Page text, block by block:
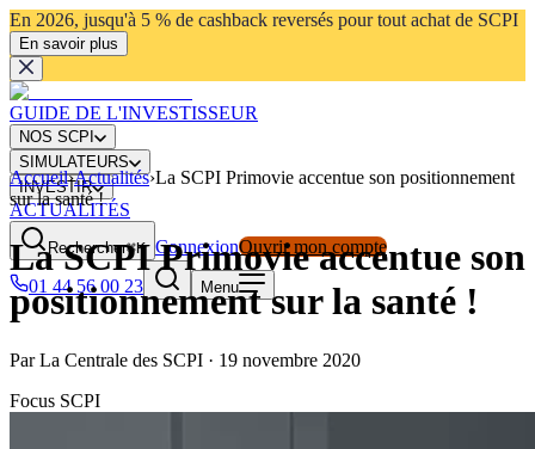
En 2026, jusqu'à 5 % de cashback reversés pour tout achat de SCPI
En savoir plus
GUIDE DE L'INVESTISSEUR
NOS SCPI
SIMULATEURS
INVESTIR
ACTUALITÉS
Rechercher⌘K ConnexionOuvrir mon compte
01 44 56 00 23
Menu
Accueil›Actualités›La SCPI Primovie accentue son positionnement
sur la santé !
La SCPI Primovie accentue son
positionnement sur la santé !
Par La Centrale des SCPI · 19 novembre 2020
Focus SCPI